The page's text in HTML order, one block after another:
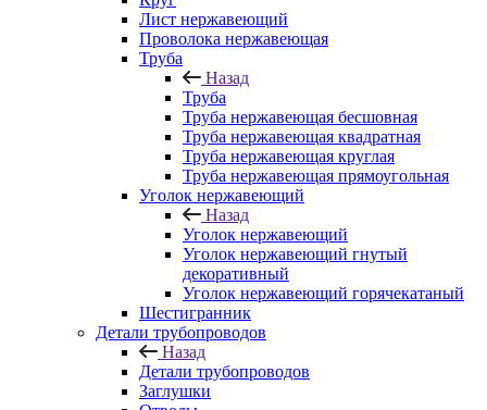
Лист нержавеющий
Проволока нержавеющая
Труба
Назад
Труба
Труба нержавеющая бесшовная
Труба нержавеющая квадратная
Труба нержавеющая круглая
Труба нержавеющая прямоугольная
Уголок нержавеющий
Назад
Уголок нержавеющий
Уголок нержавеющий гнутый
декоративный
Уголок нержавеющий горячекатаный
Шестигранник
Детали трубопроводов
Назад
Детали трубопроводов
Заглушки